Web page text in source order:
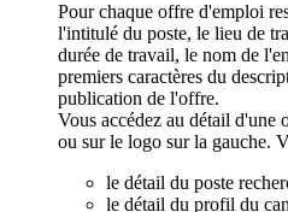
Pour chaque offre d'emploi
l'intitulé du poste, le lieu de
durée de travail, le nom de
premiers caractères du
publication de l'offre.
Vous accédez au détail
ou sur le logo sur la gauche.
le détail du poste
le détail du profil du